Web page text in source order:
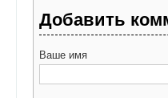
Добавить
Ваше имя